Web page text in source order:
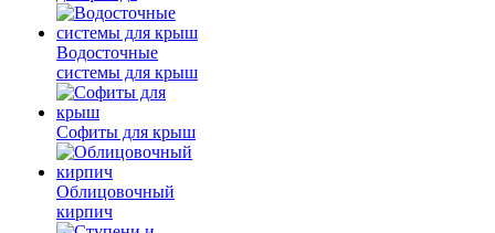
Водосточные
системы для крыш
Софиты для крыш
Облицовочный
кирпич